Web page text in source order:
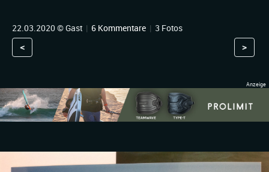
22.03.2020 © Gast | 6 Kommentare | 3 Fotos
< >